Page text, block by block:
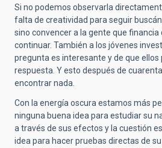
Si no podemos observarla
falta de creatividad para seguir
sino convencer a la gente que
continuar. También a los jóvenes
pregunta es interesante y de que
respuesta. Y esto después de
encontrar nada.
Con la energía oscura estamos más
ninguna buena idea para estudiar su
a través de sus efectos y la cuestión
idea para hacer pruebas directas de